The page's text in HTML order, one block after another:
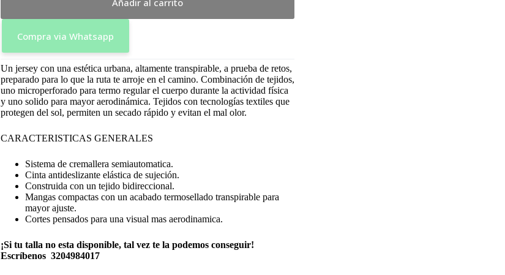
Compra via Whatsapp
Un jersey con una estética urbana, altamente transpirable, a prueba de retos,
preparado para lo que la ruta te arroje en el camino. Combinación de tejidos,
uno microperforado para termo regular el cuerpo durante la actividad física
y uno solido para mayor aerodinámica. Tejidos con tecnologías textiles que
protegen del sol, permiten un secado rápido y evitan el mal olor.
CARACTERISTICAS GENERALES
Sistema de cremallera semiautomatica.
Cinta antideslizante elástica de sujeción.
Construida con un tejido bidireccional.
Mangas compactas con un acabado termosellado transpirable para
mayor ajuste.
Cortes pensados para una visual mas aerodinamica.
¡Si tu talla no esta disponible, tal vez te la podemos conseguir!
Escríbenos 3204984017